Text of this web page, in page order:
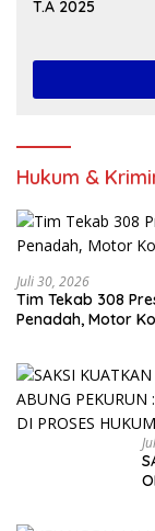
T.A 2025
Hukum &
Juli 30, 2026
Tim Tekab 308
Penadah, Motor